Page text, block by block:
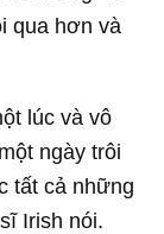
qua hơn và
lúc và vô
ngày trôi
tất cả những
Irish nói.